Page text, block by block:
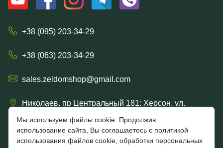
+38 (095) 203-34-29
+38 (063) 203-34-29
sales.zeldomshop@gmail.com
Николаев, пр Центральный 181; Херсон, ул.
Мы используем файлы cookie. Продолжив
использование сайта, Вы соглашаетесь с политикой
использования файлов cookie, обработки персональных